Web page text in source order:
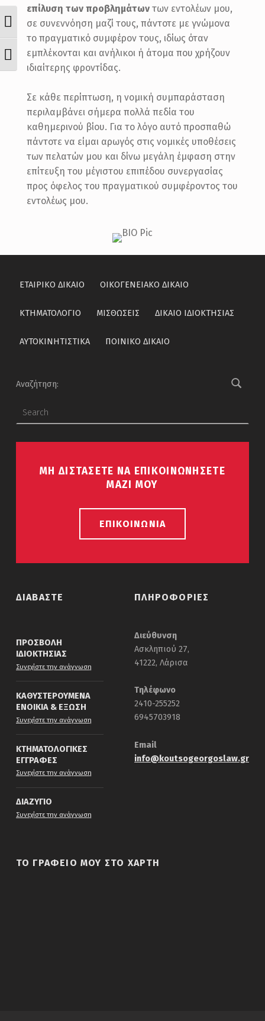
ΕΝΑΛΛΑΓΉ ΥΨΗΛΉΣ ΑΝΤΊΘΕΣΗΣ
ΕΝΑΛΛΑΓΉ ΜΕΓΈΘΟΥΣ
επίλυση των προβλημάτωντων εντολέων μου,
σε συνεννόηση μαζί τους, πάντοτε με γνώμονα
το πραγματικό συμφέρον τους, ιδίως όταν
εμπλέκονται και ανήλικοι ή άτομα που χρήζουν
ιδιαίτερης φροντίδας.
Σε κάθε περίπτωση, η νομική συμπαράσταση
περιλαμβάνει σήμερα πολλά πεδία του
καθημερινού βίου. Για το λόγο αυτό προσπαθώ
πάντοτε να είμαι αρωγός στις νομικές υποθέσεις
των πελατών μου και δίνω μεγάλη έμφαση στην
επίτευξη του μέγιστου επιπέδου συνεργασίας
προς όφελος του πραγματικού συμφέροντος του
εντολέως μου.
Skip back to main navigation
ΕΤΑΙΡΙΚΟ ΔΙΚΑΙΟ ΟΙΚΟΓΕΝΕΙΑΚΟ ΔΙΚΑΙΟ
ΚΤΗΜΑΤΟΛOΓΙΟ ΜΙΣΘΩΣΕΙΣ ΔΙΚΑΙΟ ΙΔΙΟΚΤΗΣΙΑΣ
ΑΥΤΟΚΙΝΗΤΙΣΤΙΚΑ ΠΟΙΝΙΚΟ ΔΙΚΑΙΟ
Αναζήτηση:
ΜΗ ΔΙΣΤΑΣΕΤΕ ΝΑ ΕΠΙΚΟΙΝΩΝΗΣΕΤΕ
ΜΑΖΙ ΜΟΥ
ΕΠΙΚΟΙΝΩΝΙΑ
ΔΙΑΒΑΣΤΕ
ΠΡΟΣΒΟΛΗ
ΙΔΙΟΚΤΗΣΙΑΣ
Συνεχίστε την ανάγνωση
ΚΑΘΥΣΤΕΡΟΥΜΕΝΑ
ΕΝΟΙΚΙΑ & ΕΞΩΣΗ
Συνεχίστε την ανάγνωση
ΚΤΗΜΑΤΟΛΟΓΙΚΕΣ
ΕΓΓΡΑΦΕΣ
Συνεχίστε την ανάγνωση
ΔΙΑΖΥΓΙΟ
Συνεχίστε την ανάγνωση
ΠΛΗΡΟΦΟΡΙΕΣ
Διεύθυνση
Ασκληπιού 27,
41222, Λάρισα
Τηλέφωνο
2410-255252
6945703918
Email
info@koutsogeorgoslaw.gr
ΤΟ ΓΡΑΦΕΙΟ ΜΟΥ ΣΤΟ ΧΑΡΤΗ